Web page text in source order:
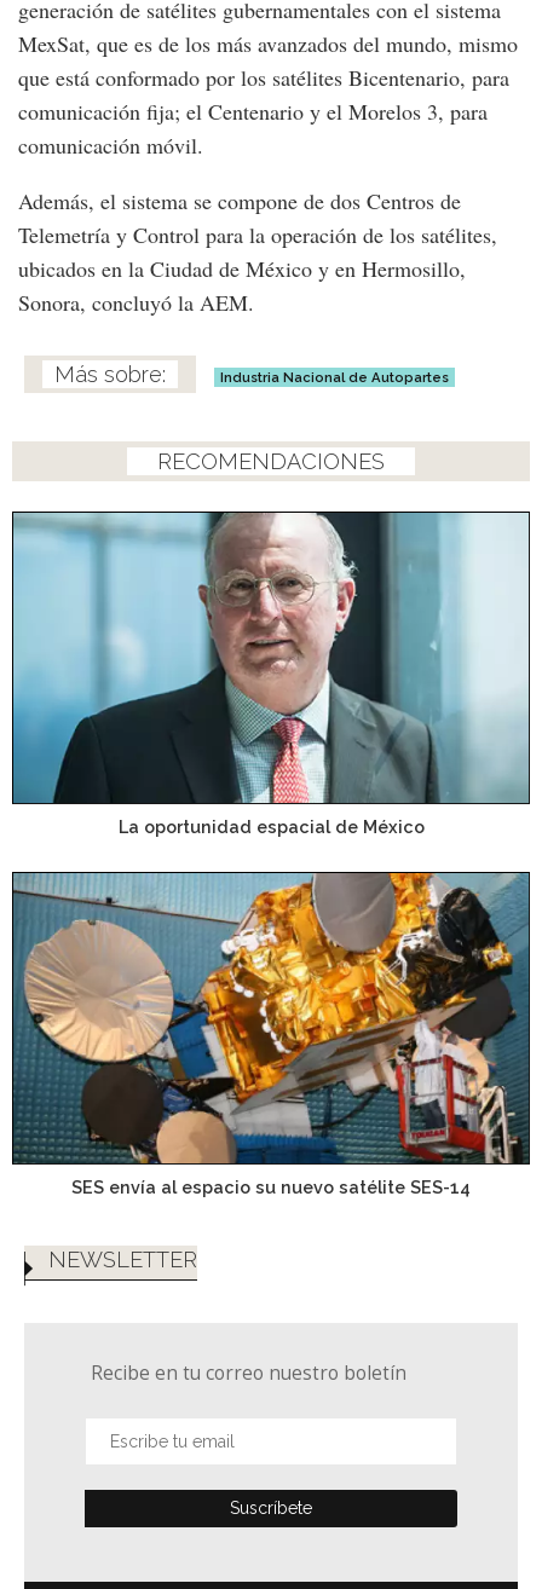
generación de satélites gubernamentales con el sistema
MexSat, que es de los más avanzados del mundo, mismo
que está conformado por los satélites Bicentenario, para
comunicación fija; el Centenario y el Morelos 3, para
comunicación móvil.
Además, el sistema se compone de dos Centros de
Telemetría y Control para la operación de los satélites,
ubicados en la Ciudad de México y en Hermosillo,
Sonora, concluyó la AEM.
Industria Nacional de Autopartes
RECOMENDACIONES
La oportunidad espacial de México
SES envía al espacio su nuevo satélite SES-14
NEWSLETTER
Recibe en tu correo nuestro boletín